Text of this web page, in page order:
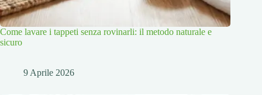
Come lavare i tappeti senza rovinarli: il metodo naturale e
sicuro
9 Aprile 2026